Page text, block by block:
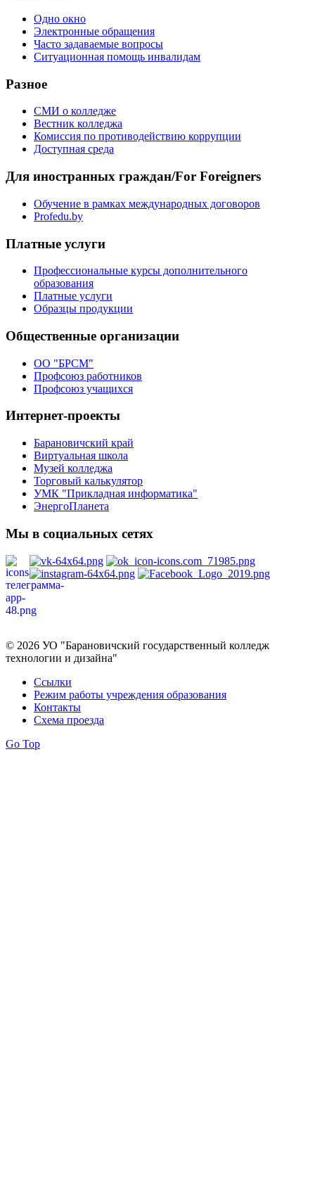
Одно окно
Электронные обращения
Часто задаваемые вопросы
Ситуационная помощь инвалидам
Разное
СМИ о колледже
Вестник колледжа
Комиссия по противодействию коррупции
Доступная среда
Для иностранных граждан/For Foreigners
Обучение в рамках международных договоров
Profedu.by
Платные услуги
Профессиональные курсы дополнительного
образования
Платные услуги
Образцы продукции
Общественные организации
ОО "БРСМ"
Профсоюз работников
Профсоюз учащихся
Интернет-проекты
Барановичский край
Виртуальная школа
Музей колледжа
Торговый калькулятор
УМК "Прикладная информатика"
ЭнергоПланета
Мы в социальных сетях
© 2026 УО "Барановичский государственный колледж
технологии и дизайна"
Ссылки
Режим работы учреждения образования
Контакты
Схема проезда
Go Top